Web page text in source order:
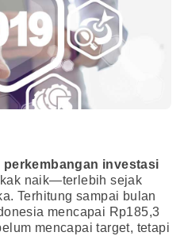
perkembangan investasi
naik—terlebih sejak
Terhitung sampai bulan
mencapai Rp185,3
mencapai target, tetapi